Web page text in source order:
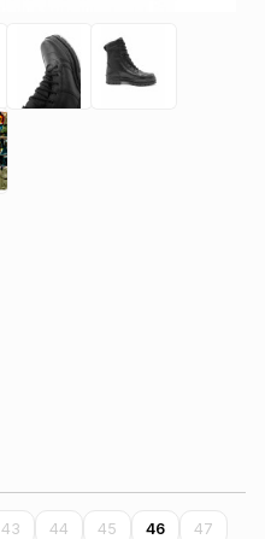
43 44 45 46
47